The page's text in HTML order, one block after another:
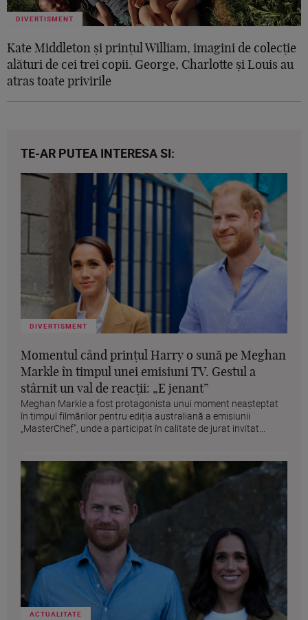
DIVERTISMENT
Kate Middleton și prințul William, imagini de colecție
alături de cei trei copii. George, Charlotte și Louis au
atras toate privirile
TE-AR PUTEA INTERESA SI:
DIVERTISMENT
Momentul când prințul Harry o sună pe Meghan
Markle în timpul unei emisiuni TV. Gestul a
stârnit un val de reacții: „E jenant”
Meghan Markle a fost protagonista unui moment neașteptat
în timpul filmărilor pentru ediția australiană a emisiunii
„MasterChef”, unde a participat în calitate de jurat invitat...
ACTUALITATE